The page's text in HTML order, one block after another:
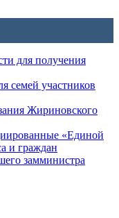
для получения
семей участников
Жириновского
«Единой
и граждан
замминистра